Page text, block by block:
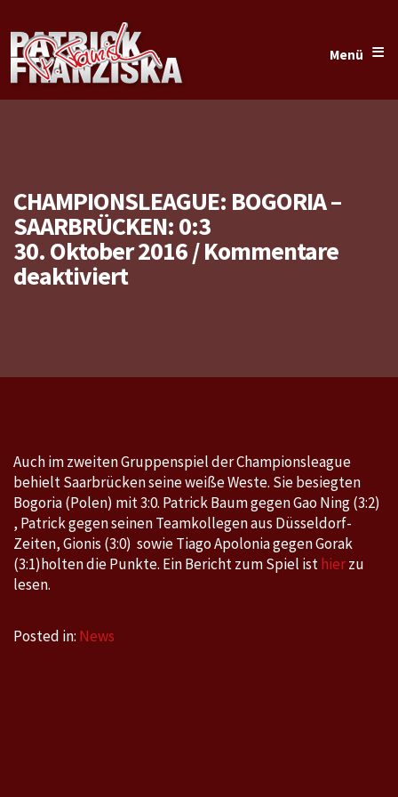
Menü ≡
CHAMPIONSLEAGUE: BOGORIA –
SAARBRÜCKEN: 0:3
30. Oktober 2016/Kommentare
deaktiviertfür
Saarbrücken:
Auch im zweiten Gruppenspiel der Championsleague
behielt Saarbrücken seine weiße Weste. Sie besiegten
Bogoria (Polen) mit 3:0. Patrick Baum gegen Gao Ning (3:2)
, Patrick gegen seinen Teamkollegen aus Düsseldorf-
Zeiten, Gionis (3:0) sowie Tiago Apolonia gegen Gorak
(3:1)holten die Punkte. Ein Bericht zum Spiel isthierzu
lesen.
Posted in: News